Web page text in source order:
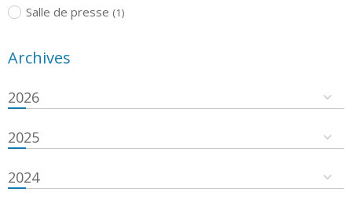
Salle de presse (1)
Archives
2026
2025
2024